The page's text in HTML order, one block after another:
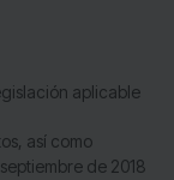
aplicable
así como
de 2018